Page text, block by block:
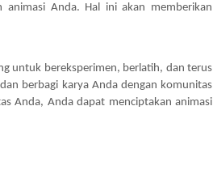
Anda. Hal ini akan memberikan
untuk bereksperimen, berlatih, dan terus
berbagi karya Anda dengan komunitas
Anda, Anda dapat menciptakan animasi